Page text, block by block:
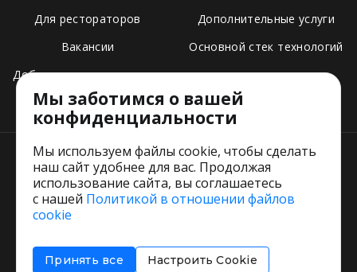
Для рестораторов
Вакансии
Добавить свое заведение
Тарифы
Дополнительные услуги
Основной стек технологий
Пользовательское соглашение
Соглашение об информировании
Мы заботимся о вашей
конфиденциальности
Мы используем файлы cookie, чтобы сделать
наш сайт удобнее для вас. Продолжая
использование сайта, вы соглашаетесь
с нашей Политикой в отношении файлов
cookie
Принять все Настроить Cookie